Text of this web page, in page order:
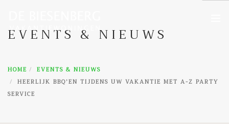
WONINGEN
OMGEVING
EVENTS & NIEUWS
HOME
EVENTS & NIEUWS
HEERLIJK BBQ’EN TIJDENS UW VAKANTIE MET A-Z PARTY
SERVICE